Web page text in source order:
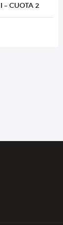
– CUOTA 2